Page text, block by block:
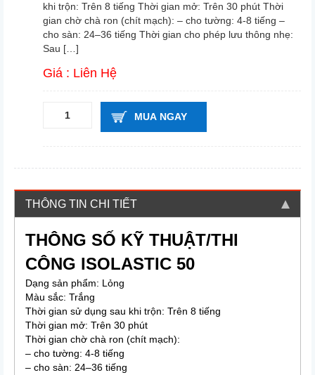
khi trộn: Trên 8 tiếng Thời gian mở: Trên 30 phút Thời
gian chờ chà ron (chít mạch): – cho tường: 4-8 tiếng –
cho sàn: 24–36 tiếng Thời gian cho phép lưu thông nhẹ:
Sau […]
Giá : Liên Hệ
MUA NGAY
THÔNG TIN CHI TIẾT
THÔNG SỐ KỸ THUẬT/THI
CÔNG ISOLASTIC 50
Dạng sản phẩm: Lỏng
Màu sắc: Trắng
Thời gian sử dụng sau khi trộn: Trên 8 tiếng
Thời gian mở: Trên 30 phút
Thời gian chờ chà ron (chít mạch):
– cho tường: 4-8 tiếng
– cho sàn: 24–36 tiếng